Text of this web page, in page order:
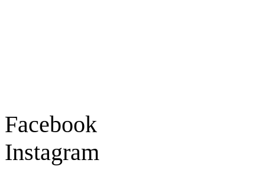
Facebook
Instagram